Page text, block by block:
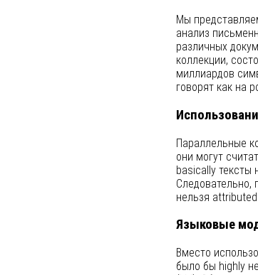
Мы
анализ
различных
коллекции,
миллиардов
говорят как на
Параллельные
они могут
basically тексты
Следовательно,
нельзя
Языковые
Вместо
было бы highly